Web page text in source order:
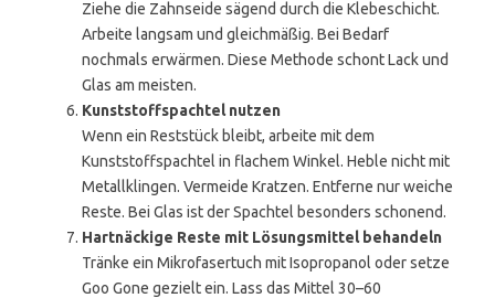
Ziehe die Zahnseide sägend durch die Klebeschicht.
Arbeite langsam und gleichmäßig. Bei Bedarf
nochmals erwärmen. Diese Methode schont Lack und
Glas am meisten.
Kunststoffspachtel nutzen
Wenn ein Reststück bleibt, arbeite mit dem
Kunststoffspachtel in flachem Winkel. Heble nicht mit
Metallklingen. Vermeide Kratzen. Entferne nur weiche
Reste. Bei Glas ist der Spachtel besonders schonend.
Hartnäckige Reste mit Lösungsmittel behandeln
Tränke ein Mikrofasertuch mit Isopropanol oder setze
Goo Gone gezielt ein. Lass das Mittel 30–60